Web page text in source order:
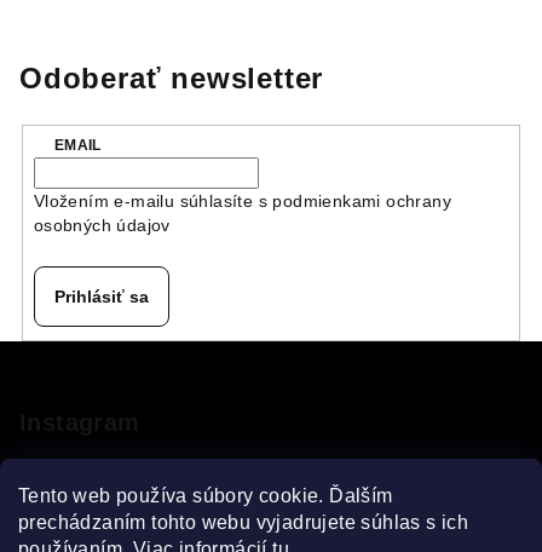
Tento web používa súbory cookie. Ďalším
prechádzaním tohto webu vyjadrujete súhlas s ich
Odoberať newsletter
EMAIL
Vložením e-mailu súhlasíte s podmienkami ochrany
osobných údajov
Prihlásiť sa
ä